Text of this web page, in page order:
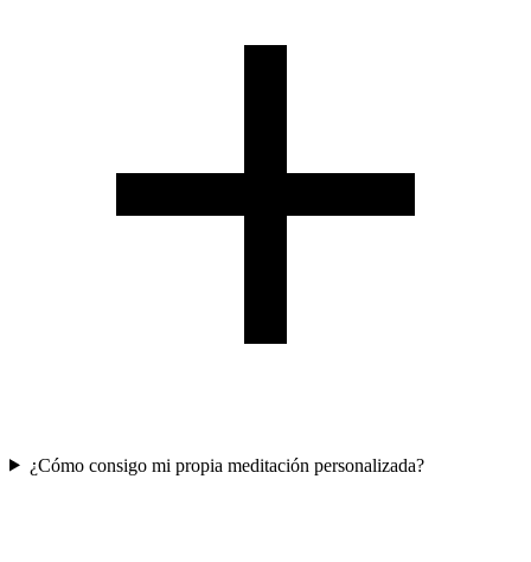
¿Cómo consigo mi propia meditación personalizada?